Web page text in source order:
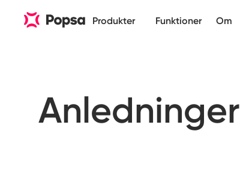
Produkter Funktioner Om
Anledninger